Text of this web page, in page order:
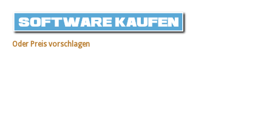
Oder Preis vorschlagen